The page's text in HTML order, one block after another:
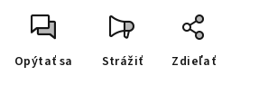
Opýtať sa Strážiť Zdieľať